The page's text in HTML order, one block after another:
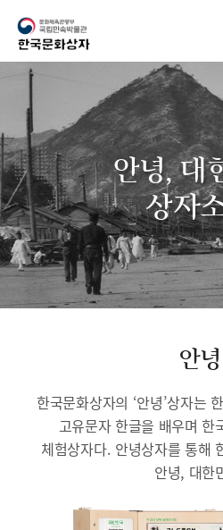
안녕, 대
상자
안녕
한국문화상자의 ‘안녕’상자는
고유문자 한글을 배우며 한
체험상자다. 안녕상자를 통해
안녕, 대한